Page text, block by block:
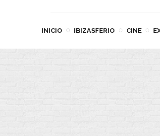
INICIO IBIZASFERIO CINE